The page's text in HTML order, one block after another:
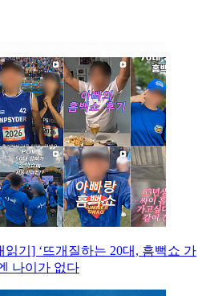
읽기] ‘뜨개질하는 20대, 흠뻑쇼 가
나이가 없다